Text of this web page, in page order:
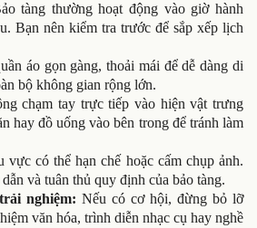
tàng thường hoạt động vào giờ hành
Bạn nên kiểm tra trước để sắp xếp lịch
áo gọn gàng, thoải mái để dễ dàng di
bộ không gian rộng lớn.
chạm tay trực tiếp vào hiện vật trưng
hay đồ uống vào bên trong để tránh làm
vực có thể hạn chế hoặc cấm chụp ảnh.
và tuân thủ quy định của bảo tàng.
nghiệm: Nếu có cơ hội, đừng bỏ lỡ
văn hóa, trình diễn nhạc cụ hay nghề